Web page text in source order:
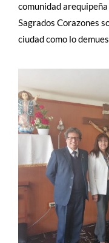
comunidad
Sagrados Corazones
ciudad como lo